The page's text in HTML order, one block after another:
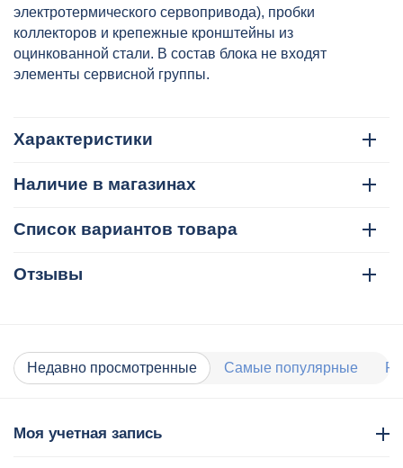
электротермического сервопривода), пробки
коллекторов и крепежные кронштейны из
оцинкованной стали. В состав блока не входят
элементы сервисной группы.
Характеристики
Наличие в магазинах
Список вариантов товара
Отзывы
Недавно просмотренные Самые популярные
Моя учетная запись